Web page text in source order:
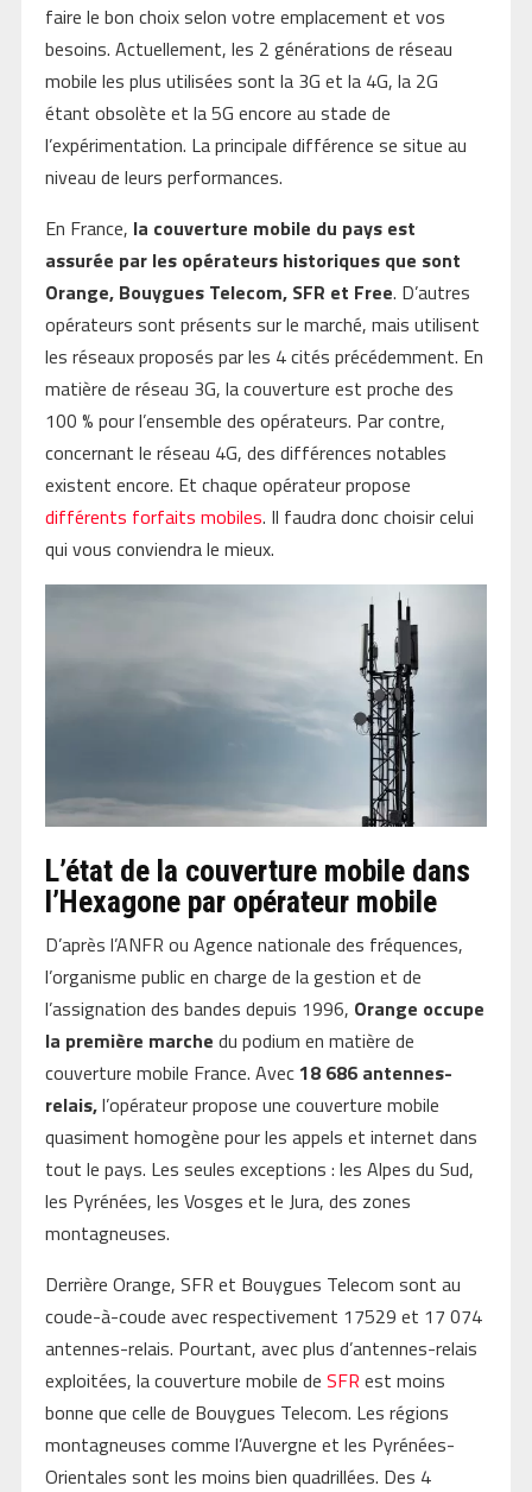
faire le bon choix selon votre emplacement et vos
besoins. Actuellement, les 2 générations de réseau
mobile les plus utilisées sont la 3G et la 4G, la 2G
étant obsolète et la 5G encore au stade de
l’expérimentation. La principale différence se situe au
niveau de leurs performances.
En France, la couverture mobile du pays est
assurée par les opérateurs historiques que sont
Orange, Bouygues Telecom, SFR et Free. D’autres
opérateurs sont présents sur le marché, mais utilisent
les réseaux proposés par les 4 cités précédemment. En
matière de réseau 3G, la couverture est proche des
100 % pour l’ensemble des opérateurs. Par contre,
concernant le réseau 4G, des différences notables
existent encore. Et chaque opérateur propose
différents forfaits mobiles. Il faudra donc choisir celui
qui vous conviendra le mieux.
L’état de la couverture mobile dans
l’Hexagone par opérateur mobile
D’après l’ANFR ou Agence nationale des fréquences,
l’organisme public en charge de la gestion et de
l’assignation des bandes depuis 1996, Orange occupe
la première marche du podium en matière de
couverture mobile France. Avec18 686 antennes-
relais,l’opérateur propose une couverture mobile
quasiment homogène pour les appels et internet dans
tout le pays. Les seules exceptions : les Alpes du Sud,
les Pyrénées, les Vosges et le Jura, des zones
montagneuses.
Derrière Orange, SFR et Bouygues Telecom sont au
coude-à-coude avec respectivement 17529 et 17 074
antennes-relais. Pourtant, avec plus d’antennes-relais
exploitées, la couverture mobile de SFR est moins
bonne que celle de Bouygues Telecom. Les régions
montagneuses comme l’Auvergne et les Pyrénées-
Orientales sont les moins bien quadrillées. Des 4